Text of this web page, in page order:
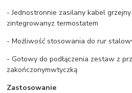
- Jednostronnie zasilany kabel
zintegrowanyz termostatem
- Możliwość stosowania do rur
- Gotowy do podłączenia zestaw z
zakończonymwtyczką
Zastosowanie